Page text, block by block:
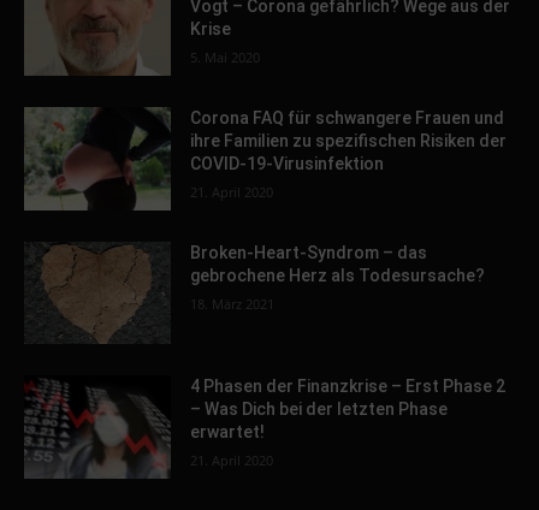
Vogt – Corona gefährlich? Wege aus der
Krise
5. Mai 2020
Corona FAQ für schwangere Frauen und
ihre Familien zu spezifischen Risiken der
COVID-19-Virusinfektion
21. April 2020
Broken-Heart-Syndrom – das
gebrochene Herz als Todesursache?
18. März 2021
4 Phasen der Finanzkrise – Erst Phase 2
– Was Dich bei der letzten Phase
erwartet!
21. April 2020